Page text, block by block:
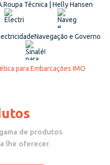
Roupa Técnica | Helly Hansen
Navegação e Governo
para Embarcações IMO
de produtos
lhe oferecer.